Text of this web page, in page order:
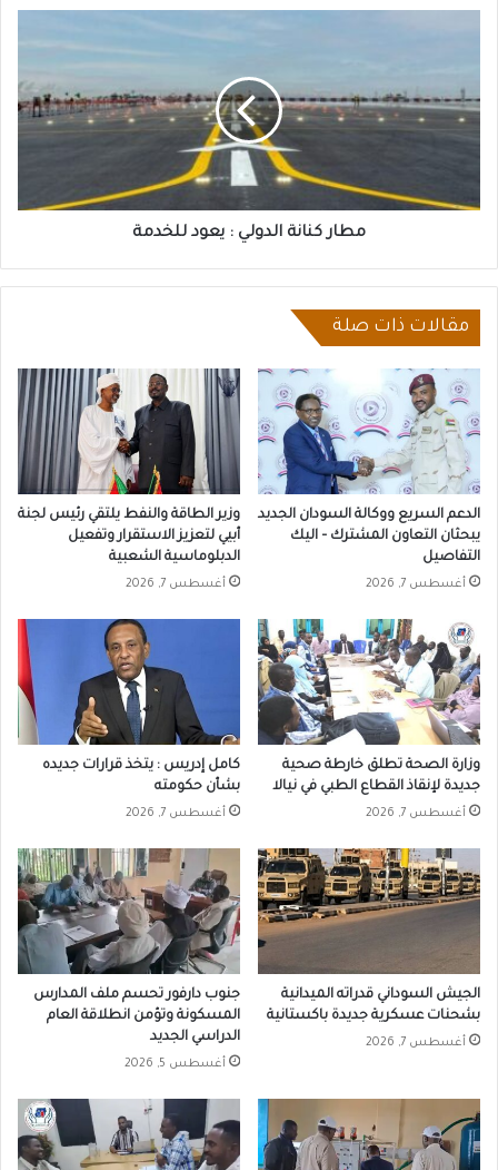
يعود
للخدمة
مطار كنانة الدولي : يعود للخدمة
مقالات ذات صلة
الدعم السريع ووكالة السودان الجديد
يبحثان التعاون المشترك – اليك
التفاصيل
أغسطس 7, 2026
وزير الطاقة والنفط يلتقي رئيس لجنة
أبيي لتعزيز الاستقرار وتفعيل
الدبلوماسية الشعبية
أغسطس 7, 2026
وزارة الصحة تطلق خارطة صحية
جديدة لإنقاذ القطاع الطبي في نيالا
أغسطس 7, 2026
كامل إدريس : يتخذ قرارات جديده
بشأن حكومته
أغسطس 7, 2026
الجيش السوداني قدراته الميدانية
بشحنات عسكرية جديدة باكستانية
أغسطس 7, 2026
جنوب دارفور تحسم ملف المدارس
المسكونة وتؤمن انطلاقة العام
الدراسي الجديد
أغسطس 5, 2026